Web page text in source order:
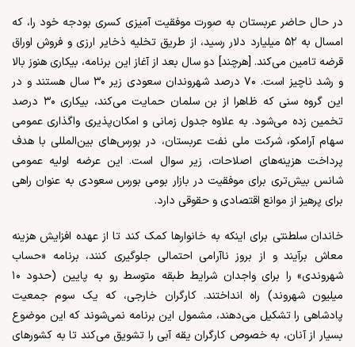
در حال حاضر عربستان به صورت موفقیت آمیزی کسری بودجه خود را، که
امسال به ۵۲ میلیارد دلار رسید، از طریق تخلیه ذخایر ارزی و فروش اوراق
قرضه تامین می‌کند. [هرچند] دو سال بعد از آغاز این برنامه، بیکاری هنوز بالا
و رشد
ناچیز است. ۷۰ درصد شهروندان سعودی زیر ۳۰ سال هستند و در
این گروه سنی که ظاهرا از بن سلمان حمایت می‌کند، بیکاری ۳۰ درصد
تخمین زده می‌شود. به علاوه جدول زمانی و امکان‌پذیری واگذاری عمومی
سهام آرامکو، شرکت ملی نفت عربستان، در بورس‌های بین‌المللی با هدف
پرداخت هزینه‌های اصلاحات، زیر سوال است. این عرضه اولیه عمومی
شانس بیش‌تری برای موفقیت در بازار بومی بورس سعودی به عنوان راهی
برای پرهیز از موانع اقتصادی و حقوقی دارد.
خاندان سلطنتی برای اینکه به خانوارها کمک کند تا از عهده افزایش هزینه
معاش برآیند و از بروز ناآرامی احتمالی جلوگیری کنند، برنامه «حساب
شهروندی» را برای واجدان شرایط طبقه متوسط رو به پایین (حدود ۱۰
میلیون شهروند) راه انداختند. کارگران خارجی، که یک سوم جمعیت
پادشاهی را تشکیل می‌دهند، مشمول این برنامه نمی‌شوند که این موضوع
بسیار از آنان، به خصوص کارگران یقه آبی را تشویق می‌کند تا به کشورهای